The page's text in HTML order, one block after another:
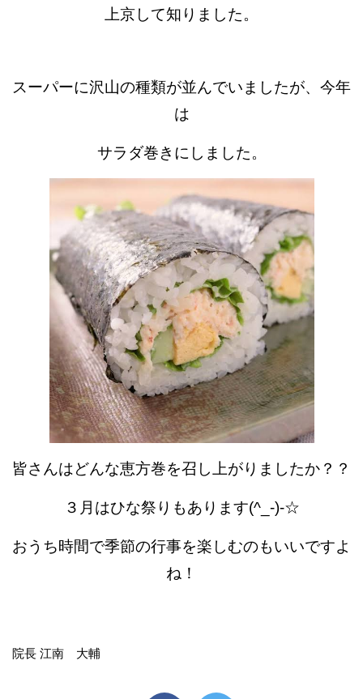
上京して知りました。
スーパーに沢山の種類が並んでいましたが、今年
は
サラダ巻きにしました。
皆さんはどんな恵方巻を召し上がりましたか？？
３月はひな祭りもあります(^_-)-☆
おうち時間で季節の行事を楽しむのもいいですよ
ね！
院長 江南 大輔